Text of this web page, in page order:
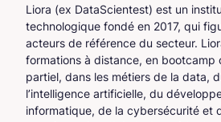
Liora (ex DataScientest) est un
technologique fondé en 2017, qui
acteurs de référence du secteur.
formations à distance, en bootcamp
partiel, dans les métiers de la data,
l’intelligence artificielle, du
informatique, de la cybersécurité et